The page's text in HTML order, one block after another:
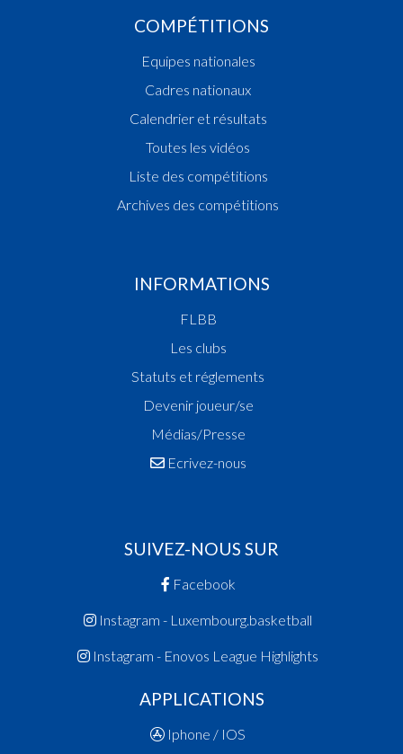
COMPÉTITIONS
Equipes nationales
Cadres nationaux
Calendrier et résultats
Toutes les vidéos
Liste des compétitions
Archives des compétitions
INFORMATIONS
FLBB
Les clubs
Statuts et réglements
Devenir joueur/se
Médias/Presse
Ecrivez-nous
SUIVEZ-NOUS SUR
Facebook
Instagram - Luxembourg.basketball
Instagram - Enovos League Highlights
APPLICATIONS
Iphone / IOS